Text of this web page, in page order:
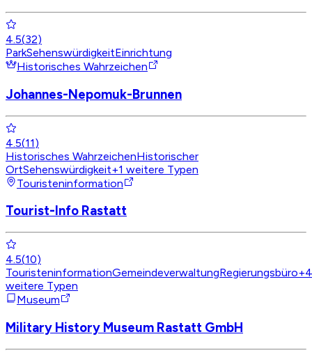
4.5(32)
ParkSehenswürdigkeitEinrichtung
Historisches Wahrzeichen
Johannes-Nepomuk-Brunnen
4.5(11)
Historisches WahrzeichenHistorischer
OrtSehenswürdigkeit+1 weitere Typen
Touristeninformation
Tourist-Info Rastatt
4.5(10)
TouristeninformationGemeindeverwaltungRegierungsbüro+4
weitere Typen
Museum
Military History Museum Rastatt GmbH